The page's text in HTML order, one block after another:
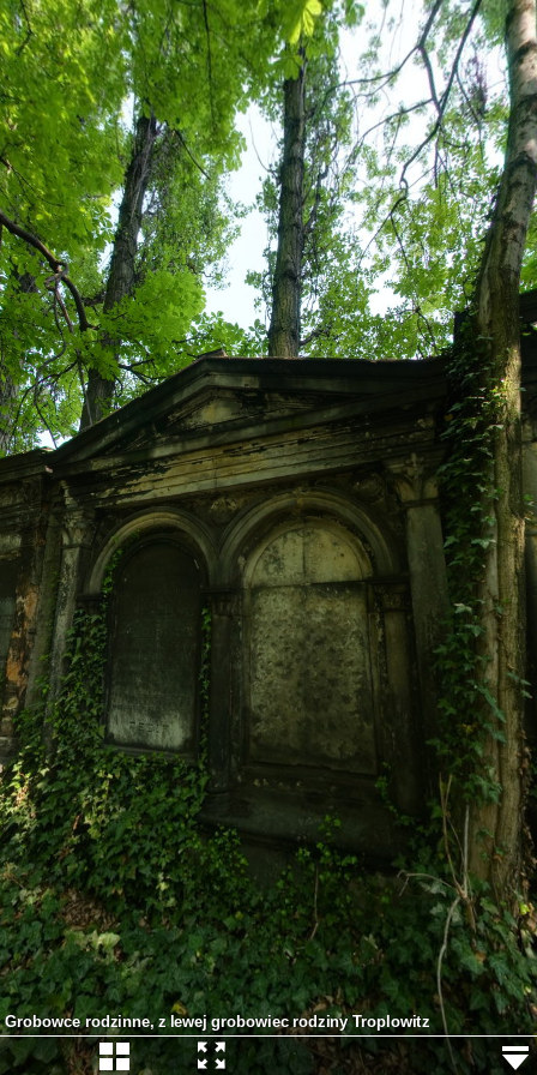
Grobowce rodzinne, z lewej grobowiec rodziny Troplowitz